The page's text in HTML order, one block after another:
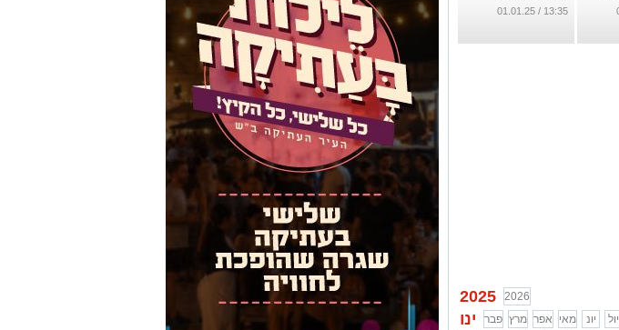
...
13:35 / 01.01.25
2025 2026
ינו פבר מרץ אפר מאי יונ יול